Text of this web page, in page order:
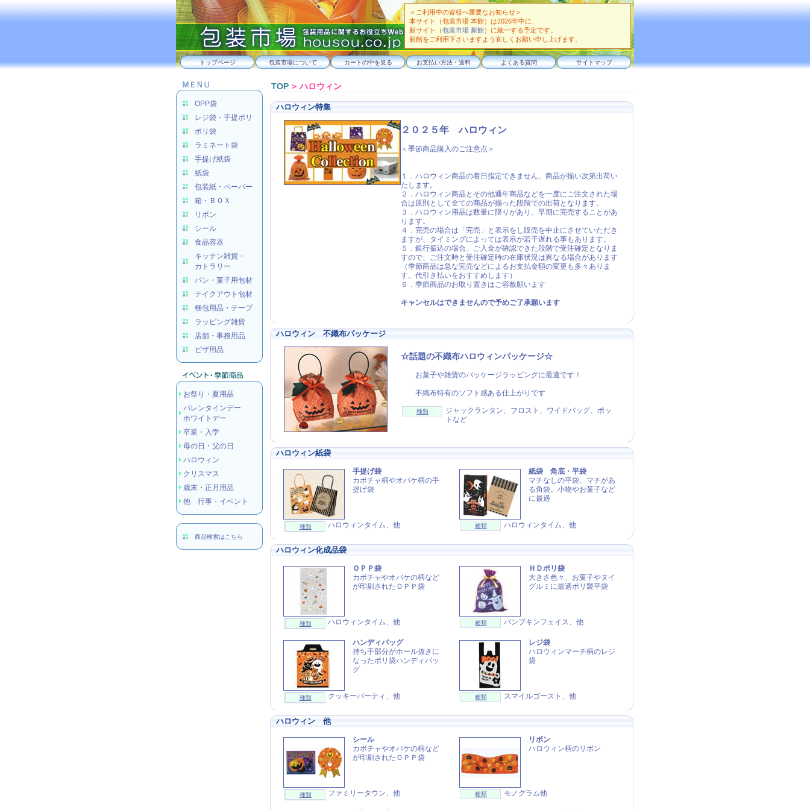
＜ご利用中の皆様へ重要なお知らせ＞
本サイト（包装市場 本館）は2026年中に、
新サイト（包装市場 新館）に統一する予定です。
新館をご利用下さいますよう宜しくお願い申し上げます。
トップページ 包装市場について カートの中を見る お支払い方法・送料 よくある質問 サイトマップ
OPP袋
レジ袋・手提ポリ
ポリ袋
ラミネート袋
手提げ紙袋
紙袋
包装紙・ペーパー
箱・ＢＯＸ
リボン
シール
食品容器
キッチン雑貨・
カトラリー
パン・菓子用包材
テイクアウト包材
梱包用品・テープ
ラッピング雑貨
店舗・事務用品
ピザ用品
お祭り・夏用品
バレンタインデー
ホワイトデー
卒業・入学
母の日・父の日
ハロウィン
クリスマス
歳末・正月用品
他 行事・イベント
商品検索はこちら
TOP ＞ ハロウィン
ハロウィン特集
２０２５年 ハロウィン
＜季節商品購入のご注意点＞
１．ハロウィン商品の着日指定できません、商品が揃い次第出荷い
たします。
２．ハロウィン商品とその他通年商品などを一度にご注文された場
合は原則として全ての商品が揃った段階での出荷となります。
３．ハロウィン用品は数量に限りがあり、早期に完売することがあ
ります。
４．完売の場合は「完売」と表示をし販売を中止にさせていただき
ますが、タイミングによっては表示が若干遅れる事もあります。
５．銀行振込の場合、ご入金が確認できた段階で受注確定となりま
すので、ご注文時と受注確定時の在庫状況は異なる場合があります
（季節商品は急な完売などによるお支払金額の変更も多々ありま
す。代引き払いをおすすめします）
６．季節商品のお取り置きはご容赦願います
キャンセルはできませんので予めご了承願います
ハロウィン 不織布パッケージ
☆話題の不織布ハロウィンパッケージ☆
お菓子や雑貨のパッケージラッピングに最適です！
不織布特有のソフト感ある仕上がりです
種類
ジャックランタン、フロスト、ワイドバッグ、ポッ
トなど
ハロウィン紙袋
手提げ袋
カボチャ柄やオバケ柄の手
提げ袋
種類 ハロウィンタイム、他
紙袋 角底・平袋
マチなしの平袋、マチがあ
る角袋。小物やお菓子など
に最適
種類 ハロウィンタイム、他
ハロウィン化成品袋
ＯＰＰ袋
カボチャやオバケの柄など
が印刷されたＯＰＰ袋
種類 ハロウィンタイム、他
ＨＤポリ袋
大きさ色々、お菓子やヌイ
グルミに最適ポリ製平袋
種類 パンプキンフェイス、他
ハンディバッグ
持ち手部分がホール抜きに
なったポリ袋ハンディバッ
グ
種類 クッキーパーティ、他
レジ袋
ハロウィンマーチ柄のレジ
袋
種類 スマイルゴースト、他
ハロウィン 他
シール
カボチャやオバケの柄など
が印刷されたＯＰＰ袋
種類 ファミリータウン、他
リボン
ハロウィン柄のリボン
種類 モノグラム他